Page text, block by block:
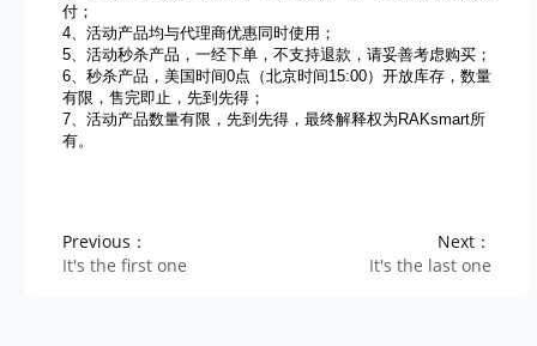
付；
4、活动产品均与代理商优惠同时使用；
5、活动秒杀产品，一经下单，不支持退款，请妥善考虑购买；
6、秒杀产品，美国时间0点（北京时间15:00）开放库存，数量
有限，售完即止，先到先得；
7、活动产品数量有限，先到先得，最终解释权为RAKsmart所
有。
Previous：
It's the first one
Next：
It's the last one